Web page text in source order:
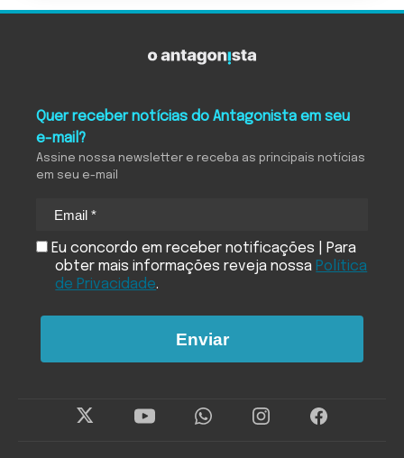
Quer receber notícias do Antagonista em seu
e-mail?
Assine nossa newsletter e receba as principais notícias
em seu e-mail
Eu concordo em receber notificações | Para
obter mais informações reveja nossa Política
de Privacidade.
Enviar